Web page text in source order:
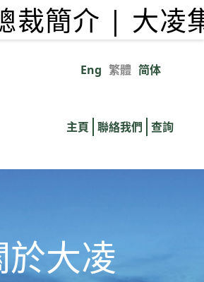
Eng 繁體 简体
links
主頁 聯絡我們 查詢
於大凌
裁簡介 | 大凌